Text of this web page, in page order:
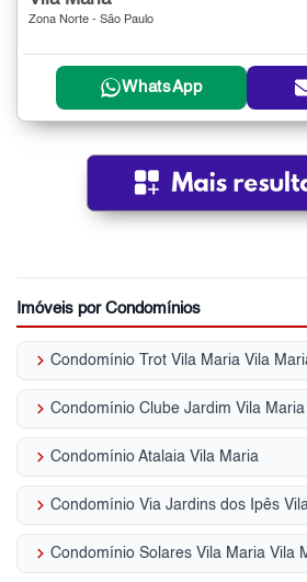
Zona Norte - São Paulo
WhatsApp
Imóveis por Condomínios
keyboard_arrow_right Condomínio Trot Vila Maria Vila
keyboard_arrow_right Condomínio Clube Jardim Vila
keyboard_arrow_right Condomínio Atalaia Vila Maria
keyboard_arrow_right Condomínio Via Jardins dos Ipês
keyboard_arrow_right Condomínio Solares Vila Maria Vila